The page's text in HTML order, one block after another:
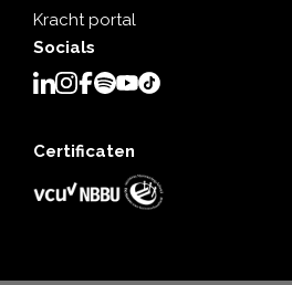
Kracht portal
Socials
Certificaten